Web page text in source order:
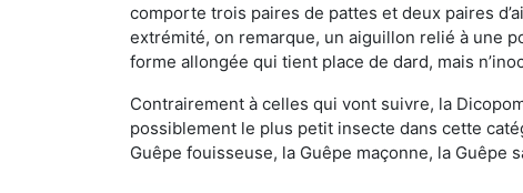
comporte trois paires de pattes et deux paires
extrémité, on remarque, un aiguillon relié à une
forme allongée qui tient place de dard, mais
Contrairement à celles qui vont suivre, la
possiblement le plus petit insecte dans cette
Guêpe fouisseuse, la Guêpe maçonne, la Guêpe